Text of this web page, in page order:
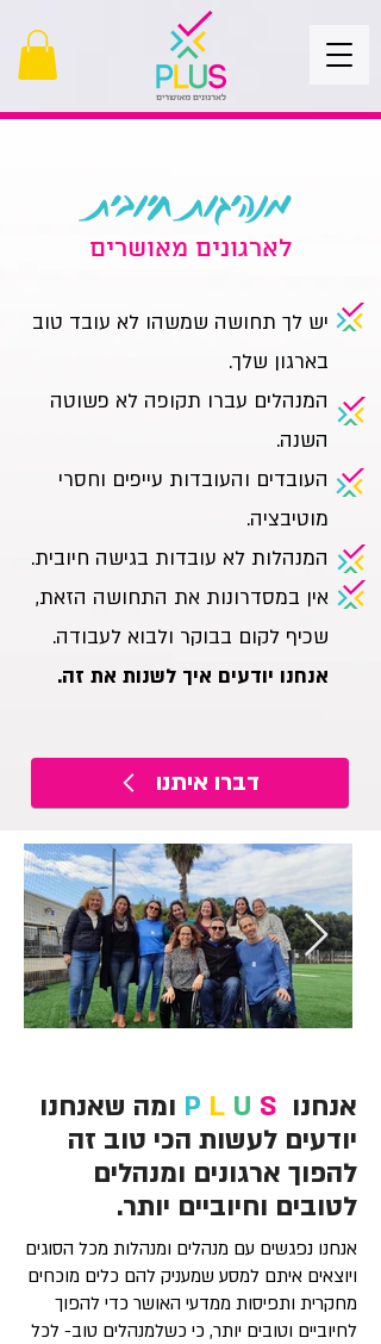
מנהיגות חיובית
לארגונים מאושרים
יש לך תחושה שמשהו לא עובד טוב
בארגון שלך.
המנהלים עברו תקופה לא פשוטה
השנה.
העובדים והעובדות עייפים וחסרי
מוטיבציה.
המנהלות לא עובדות בגישה חיובית.
אין במסדרונות את התחושה הזאת,
שכיף לקום בבוקר ולבוא לעבודה.
אנחנו יודעים איך לשנות את זה.
דברו איתנו
אנחנו P L U S
ומה שאנחנו
יודעים לעשות הכי טוב זה
להפוך ארגונים ומנהלים
לטובים וחיוביים יותר.
אנחנו נפגשים עם מנהלים ומנהלות מכל הסוגים
ויוצאים איתם למסע שמעניק להם כלים מוכחים
מחקרית ותפיסות ממדעי האושר כדי להפוך
לחיוביים וטובים יותר, כי כשלמנהלים טוב- לכל